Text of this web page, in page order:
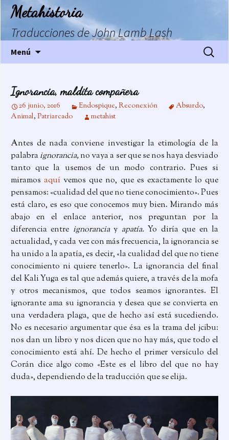
Saltar
contenido
Metahistoria
Traducciones de John Lamb Lash
Menú Buscar:
Ignorancia, maldita compañera
26 junio, 2016 Endospique, Reconexión Absurdo,
Animal, Patriarcado metahist
Antes de nada conviene investigar la etimología de la
palabra ignorancia,no vaya a ser que se nos haya desviado
tanto que la usemos de un modo contrario. Pues si
miramosaquí vemos que no, que es exactamente lo que
pensamos: «cualidad del que no tiene conocimiento». Pues
está claro, es eso que conocemos muy bien. Mirando más
abajo en el enlace anterior, nos preguntan por la
diferencia entre ignoranciay apatía.Yo diría que en la
actualidad, y cada vez con más frecuencia, la ignorancia se
ha unido a la apatía, es decir, «la cualidad del que no tiene
conocimiento ni quiere tenerlo». La ignorancia del final
del Kali Yuga es tal que además quiere, a través de la mofa
y otros mecanismos, que todos seamos ignorantes. El
ignorante ama su ignorancia y desea que se convierta en
una verdadera plaga, que de hecho así está sucediendo.
No es necesario argumentar que ésa es la trama del jcibu:
nos dan un libro y nos dicen que no hay más, que todo el
conocimiento está ahí. De hecho el primer versículo del
Corán dice algo como «Este es el libro del que no hay
duda», dependiendo de la traducción que se elija.